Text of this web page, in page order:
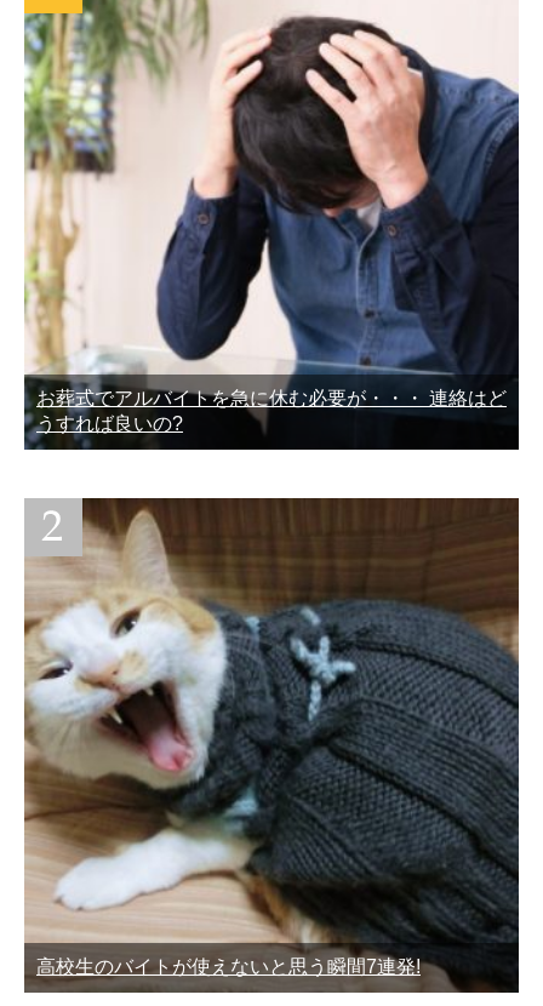
お葬式でアルバイトを急に休む必要が・・・ 連絡はど
うすれば良いの?
高校生のバイトが使えないと思う瞬間7連発!